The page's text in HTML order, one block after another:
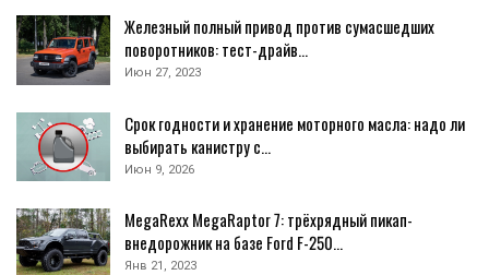
Железный полный привод против сумасшедших
поворотников: тест-драйв…
Июн 27, 2023
Срок годности и хранение моторного масла: надо ли
выбирать канистру с…
Июн 9, 2026
MegaRexx MegaRaptor 7: трёхрядный пикап-
внедорожник на базе Ford F-250…
Янв 21, 2023